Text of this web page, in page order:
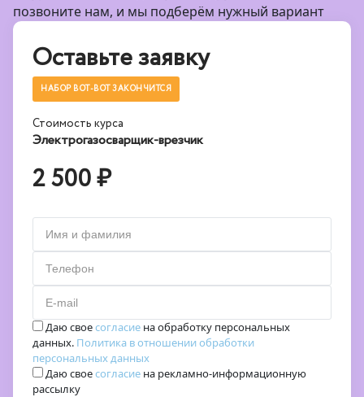
позвоните нам, и мы подберём нужный вариант
Оставьте заявку
НАБОР ВОТ-ВОТ ЗАКОНЧИТСЯ
Стоимость курса
Электрогазосварщик-врезчик
2 500 ₽
Имя и фамилия
Телефон
E-mail
Даю своесогласие на обработку персональных
данных. Политика в отношении обработки
персональных данных
Даю своесогласие на рекламно-информационную
рассылку